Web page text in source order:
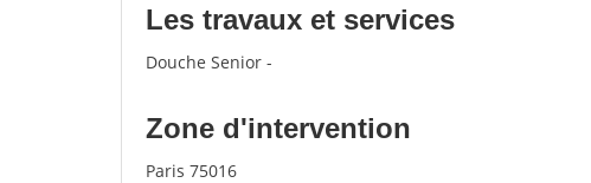
Les travaux et services
Douche Senior -
Zone d'intervention
Paris 75016